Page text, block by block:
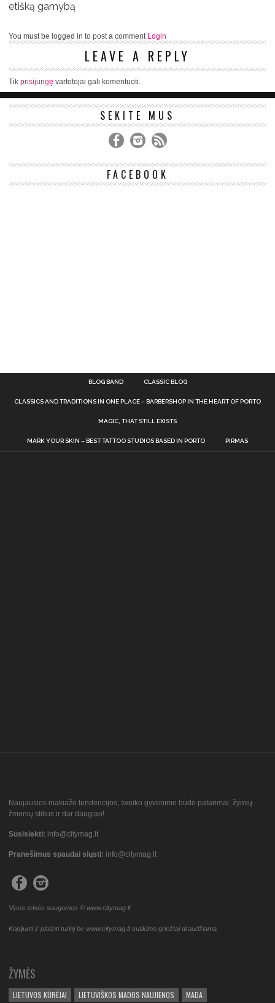
etišką gamybą
You must be logged in to post a comment Login
LEAVE A REPLY
Tik prisijungę vartotojai gali komentuoti.
SEKITE MUS
FACEBOOK
BLOG BAND CLASSIC BLOG
CLASSICS AND TRADITIONS IN ONE PLACE – BARBERSHOP IN THE HEART OF PORTO
MAGIC, THAT STILL EXISTS
MARK YOUR SKIN – BEST TATTOO STUDIOS BASED IN PORTO PIRMAS
Naujausios makiažo tendencijos, sveiko gyvenimo būdo patarimai, žymių
žmonių stilius ir dar daugiau!
Susisiekti: info@citymag.lt
Pranešimus spaudai siųsti: info@citymag.lt
Visos teisės saugomos © www.citymag.lt
Kopijuoti ir platinti turinį be www.citymag.lt sutikimo griežtai draudžiama.
ŽYMĖS
LIETUVOS KŪRĖJAI LIETUVIŠKOS MADOS NAUJIENOS MADA